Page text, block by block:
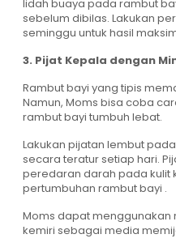
lidah buaya pada rambut
sebelum dibilas. Lakukan
seminggu untuk hasil
3. Pijat Kepala dengan
Rambut bayi yang tipis
Namun, Moms bisa coba
rambut bayi tumbuh lebat.
Lakukan pijatan lembut
secara teratur setiap hari.
peredaran darah pada kulit
pertumbuhan rambut bayi .
Moms dapat menggunakan
kemiri sebagai media